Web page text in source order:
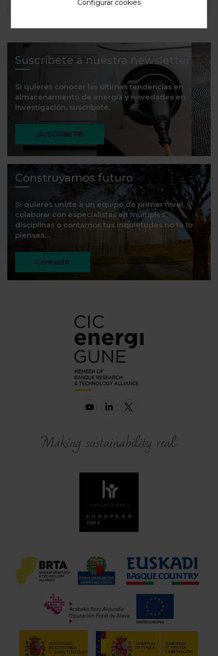
Suscríbete a nuestra newsletter
Si quieres conocer las últimas tendencias en
almacenamiento de energía y novedades en
investigación, suscríbete.
¡SUSCRÍBETE!
Construyamos futuro
Si quieres unirte a un equipo de primer nivel,
colaborar con especialistas en múltiples
disciplinas o contarnos tus inquietudes no te lo
pienses…
Contacto
Configurar cookies